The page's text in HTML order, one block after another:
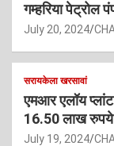
गम्हरिया पेट्रोल
July 20, 2024
सरायकेला खरसावां
एमआर एलॉय
16.50 लाख
July 19, 2024